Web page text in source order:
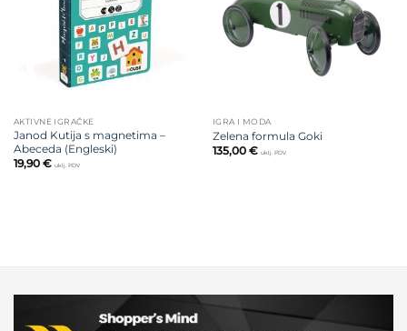
AKTIVNE IGRAČKE
Janod Kutija s magnetima –
Abeceda (Engleski)
19,90 € uklj. PDV
IGRA I MODA
Zelena formula Goki
135,00 € uklj. PDV